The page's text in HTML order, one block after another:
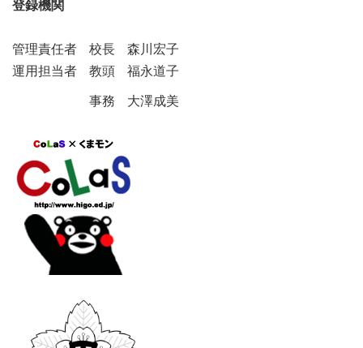
登録機関
管理責任者 校長 森川宏子
運用担当者 教頭 福永道子
事務 大澤成美